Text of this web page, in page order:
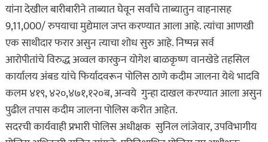
यांना देखील बारीबारीने ताब्यात घेवून सर्वांचे ताब्यातुन वाहनासह
9,11,000/ रुपयाचा मुद्येमाल जप्त करण्यात आला आहे. त्यांचा आणखी
एक साथीदार फरार असुन त्याचा शोध सुरु आहे. निष्पन्न सर्व
आरोपीतांचे विरुद्ध अव्वल कारकुन योगेश बाळकृष्ण वानखेडे तहसिल
कार्यालय अंबड यांचे फिर्यादवरून पोलिस ठाणे कदीम जालना येथे भादवि
कलम ४१९, ४२०,४७१,१२०ब, अन्वये गुन्हा दाखल करण्यात आला असुन
पुढील तपास कदीम जालना पोलिस करीत आहेत.
सदरची कार्यवाही प्रभारी पोलिस अधीक्षक सुनिल लांजेवार, उपविभागीय